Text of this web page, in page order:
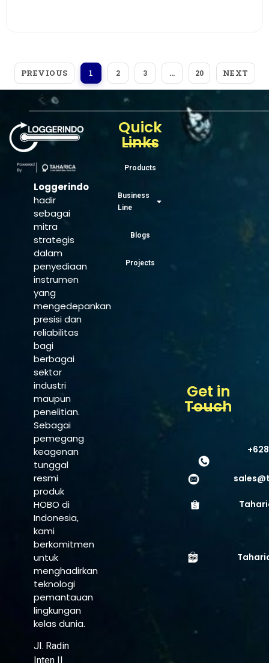
PREVIOUS 1 2 3 … 20 NEXT
Loggerindo
hadir
sebagai
mitra
strategis
dalam
penyediaan
instrumen
yang
mengedepankan
presisi dan
reliabilitas
bagi
berbagai
sektor
industri
maupun
penelitian.
Sebagai
pemegang
keagenan
tunggal
resmi
produk
HOBO di
Indonesia,
kami
berkomitmen
untuk
menghadirkan
teknologi
pemantauan
lingkungan
kelas dunia.
Jl. Radin
Inten II
Quick
Links
Products
Business
Line
Blogs
Projects
Get in
Touch